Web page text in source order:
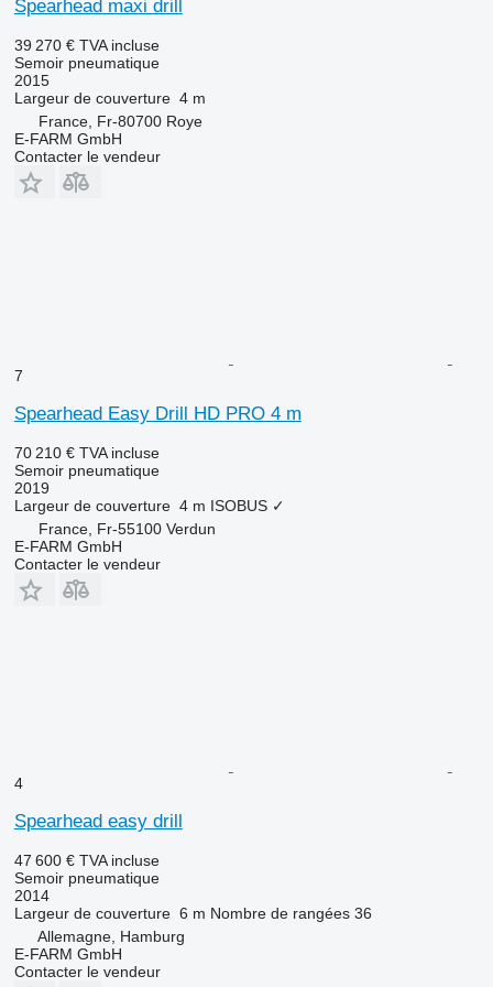
Spearhead maxi drill
39 270 € TVA incluse
Semoir pneumatique
2015
Largeur de couverture 4 m
France, Fr-80700 Roye
E-FARM GmbH
Contacter le vendeur
7
Spearhead Easy Drill HD PRO 4 m
70 210 € TVA incluse
Semoir pneumatique
2019
Largeur de couverture 4 m ISOBUS ✓
France, Fr-55100 Verdun
E-FARM GmbH
Contacter le vendeur
4
Spearhead easy drill
47 600 € TVA incluse
Semoir pneumatique
2014
Largeur de couverture 6 m Nombre de rangées 36
Allemagne, Hamburg
E-FARM GmbH
Contacter le vendeur